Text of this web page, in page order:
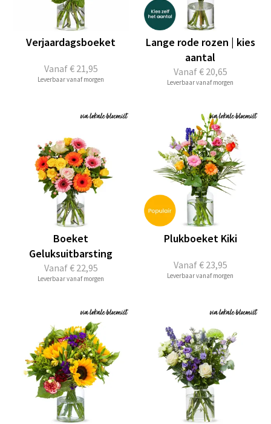
Vanaf€ 21,95
Verjaardagsboeket
Leverbaar vanaf morgen
Vanaf€ 20,65
Lange rode rozen | kies
aantal
Leverbaar vanaf morgen
Vanaf€ 22,95
Boeket
Geluksuitbarsting
Leverbaar vanaf morgen
Vanaf€ 23,95
Plukboeket Kiki
Leverbaar vanaf morgen